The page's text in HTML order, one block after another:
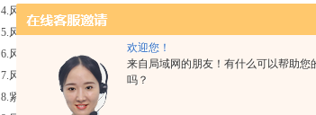
欢迎您！
来自局域网的朋友！有什么可以帮助您
吗？
4.风机进风口垂直向下或向上进气时,电动机应更换压力轴承方可使
5.风机输送介子的温度不应超过80度
6.风机不应在水易喷洒和直接淋雨之处使用.
7.风机不能在化学气体易腐蚀,易燃,易爆环境中使用.
8.紧固风机的地基或支撑一定要牢固.